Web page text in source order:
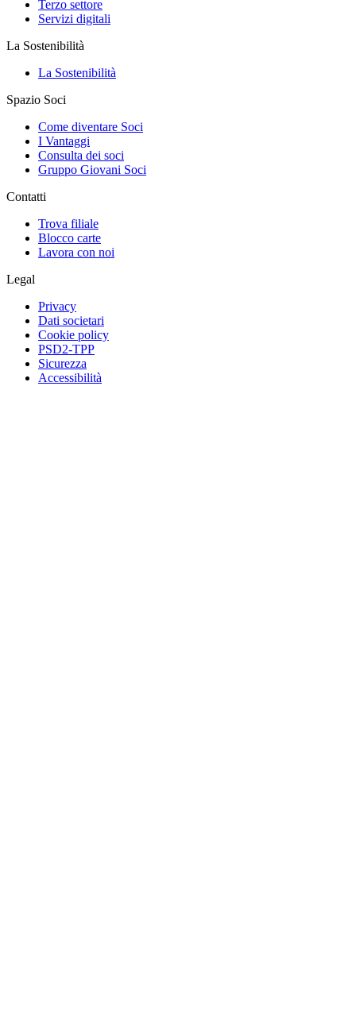
Terzo settore
Servizi digitali
La Sostenibilità
La Sostenibilità
Spazio Soci
Come diventare Soci
I Vantaggi
Consulta dei soci
Gruppo Giovani Soci
Contatti
Trova filiale
Blocco carte
Lavora con noi
Legal
Privacy
Dati societari
Cookie policy
PSD2-TPP
Sicurezza
Accessibilità